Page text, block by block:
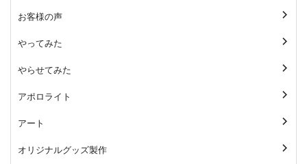
お客様の声
やってみた
やらせてみた
アポロライト
アート
オリジナルグッズ製作